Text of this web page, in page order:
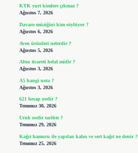
KYK yurt kimlere çıkmaz ?
Ağustos 7, 2026
Davaro müziğini kim söylüyor ?
Ağustos 6, 2026
Aven ürünleri nelerdir ?
Ağustos 5, 2026
Altın ticareti helal midir ?
Ağustos 3, 2026
A5 hangi nota ?
Ağustos 3, 2026
621 hesap nedir ?
Temmuz 30, 2026
Uruk nedir tarihte ?
Temmuz 29, 2026
Kağıt hamuru ile yapılan kalın ve sert kağıt ne denir ?
Temmuz 25, 2026